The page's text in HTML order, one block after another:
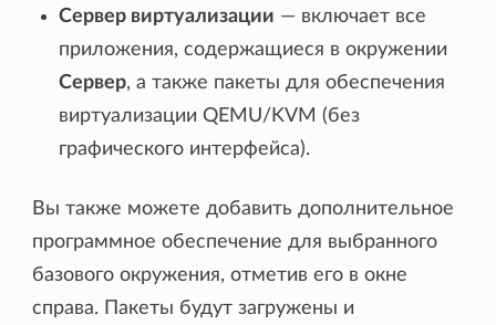
Сервер виртуализации — включает все
приложения, содержащиеся в окружении
Сервер, а также пакеты для обеспечения
виртуализации QEMU/KVM (без
графического интерфейса).
Вы также можете добавить дополнительное
программное обеспечение для выбранного
базового окружения, отметив его в окне
справа. Пакеты будут загружены и